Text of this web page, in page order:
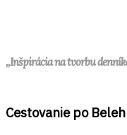
,,Inšpirácia na tvorbu
Cestovanie po